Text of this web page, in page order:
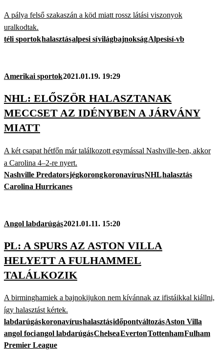
A pálya felső szakaszán a köd miatt rossz látási viszonyok
uralkodtak.
téli sportokhalasztásalpesi sívilágbajnokságAlpesisí-vb
Amerikai sportok2021.01.19. 19:29
NHL: ELŐSZÖR HALASZTANAK
MECCSET AZ IDÉNYBEN A JÁRVÁNY
MIATT
A két csapat hétfőn már találkozott egymással Nashville-ben, akkor
a Carolina 4–2-re nyert.
Nashville PredatorsjégkorongkoronavírusNHLhalasztás
Carolina Hurricanes
Angol labdarúgás2021.01.11. 15:20
PL: A SPURS AZ ASTON VILLA
HELYETT A FULHAMMEL
TALÁLKOZIK
A birminghamiek a bajnokijukon nem kívánnak az ifistáikkal kiállni,
így halasztást kértek.
labdarúgáskoronavírushalasztásidőpontváltozásAston Villa
angol fociangol labdarúgásChelseaEvertonTottenhamFulham
Premier League